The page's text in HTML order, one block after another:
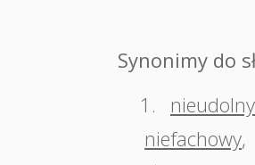
Synonimy do
1.
nieudolny
niefachowy,